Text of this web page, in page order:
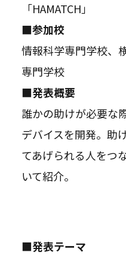
「HAMATCH」
■参加校
情報科学専門学校、
専門学校
■発表概要
誰かの助けが必要な
デバイスを開発。助
てあげられる人をつ
いて紹介。
■発表テーマ